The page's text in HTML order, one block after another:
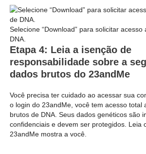
Selecione “Download” para solicitar
DNA.
Etapa 4: Leia a isenção de
responsabilidade sobre a
dados brutos do 23andMe
Você precisa ter cuidado ao acessar sua
o login do 23andMe, você tem acesso total
brutos de DNA. Seus dados genéticos são
confidenciais e devem ser protegidos. Leia
23andMe mostra a você.